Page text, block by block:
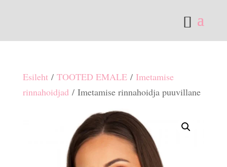
Esileht/ TOOTED EMALE/ Imetamise
rinnahoidjad/ Imetamise rinnahoidja puuvillane